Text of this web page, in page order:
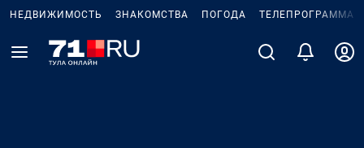
НЕДВИЖИМОСТЬ ЗНАКОМСТВА ПОГОДА ТЕЛЕПРОГРАММА